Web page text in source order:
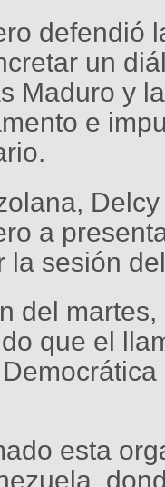
defendió
un
Maduro y
e
a
la sesión
del
que el
esta